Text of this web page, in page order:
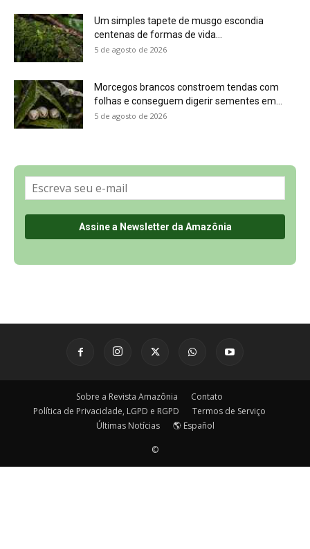
Um simples tapete de musgo escondia
centenas de formas de vida...
5 de agosto de 2026
Morcegos brancos constroem tendas com
folhas e conseguem digerir sementes em...
5 de agosto de 2026
Sobre a Revista Amazônia
Contato
Política de Privacidade, LGPD e RGPD
Termos de Serviço
Últimas Notícias
🌎 Español
©